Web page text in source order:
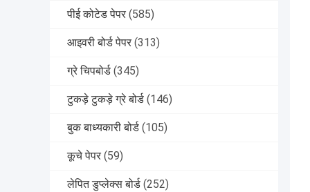
पीई कोटेड पेपर (585)
आइवरी बोर्ड पेपर (313)
ग्रे चिपबोर्ड (345)
टुकड़े टुकड़े ग्रे बोर्ड (146)
बुक बाध्यकारी बोर्ड (105)
कूचे पेपर (59)
लेपित डुप्लेक्स बोर्ड (252)